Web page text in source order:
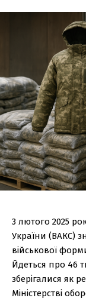
3 лютого 2025
України (ВАКС)
військової
Йдеться про 46
зберігалися як
Міністерстві